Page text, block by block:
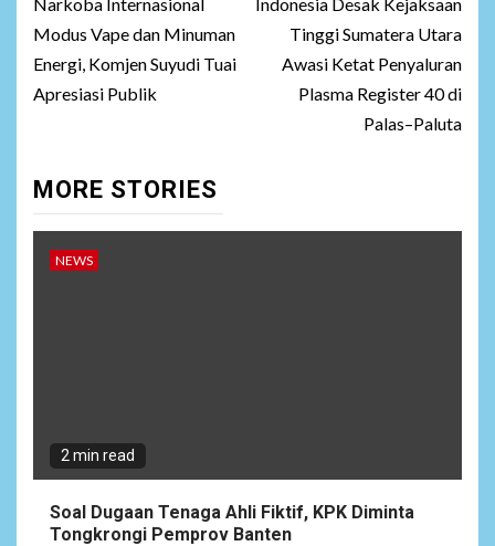
Modus Vape dan Minuman
Energi, Komjen Suyudi Tuai
Apresiasi Publik
Tinggi Sumatera Utara
Awasi Ketat Penyaluran
Plasma Register 40 di
Palas–Paluta
MORE STORIES
NEWS
2 min read
Soal Dugaan Tenaga Ahli Fiktif, KPK Diminta
Tongkrongi Pemprov Banten